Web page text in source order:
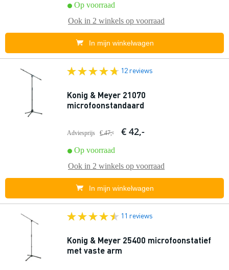
Op voorraad
Ook in 2 winkels op voorraad
In mijn winkelwagen
12 reviews
Konig & Meyer 21070
microfoonstandaard
Adviesprijs € 47,- € 42,-
Op voorraad
Ook in 2 winkels op voorraad
In mijn winkelwagen
11 reviews
Konig & Meyer 25400 microfoonstatief
met vaste arm